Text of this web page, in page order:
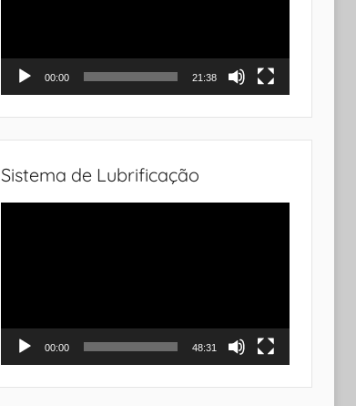
00:00 21:38
Sistema de Lubrificação
00:00 48:31